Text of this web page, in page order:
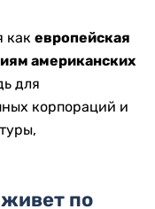
как европейская
американских
для
корпораций и
по